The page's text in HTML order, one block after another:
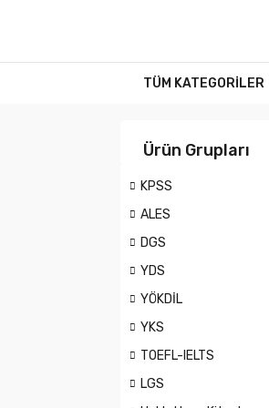
TÜM KATEGORİLER
Ürün Grupları
KPSS
ALES
DGS
YDS
YÖKDİL
YKS
TOEFL-IELTS
LGS